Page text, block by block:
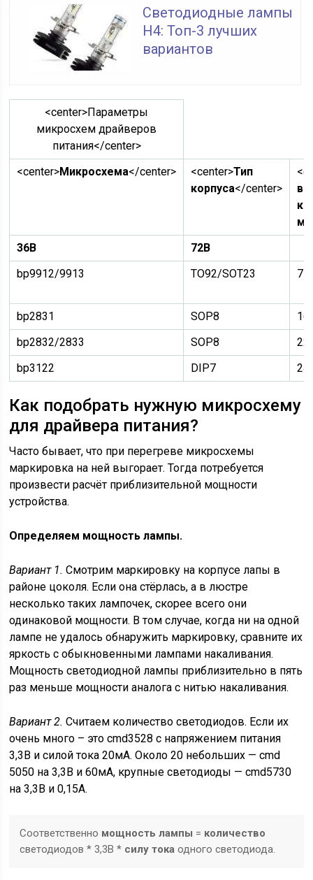
Светодиодные лампы
H4: Топ-3 лучших
вариантов
<center>Параметры
микросхем драйверов
питания</center>
<center>Микросхема</center> <center>Тип
корпуса</center>
мА
36В
72В
bp9912/9913
TO92/SOT23
bp2831 SOP8
bp2832/2833
SOP8
bp3122
DIP7
Как подобрать нужную микросхему
для драйвера питания?
Часто бывает, что при перегреве микросхемы
маркировка на ней выгорает. Тогда потребуется
произвести расчёт приблизительной мощности
устройства.
Определяем мощность лампы.
Вариант 1. Смотрим маркировку на корпусе лапы в
районе цоколя. Если она стёрлась, а в люстре
несколько таких лампочек, скорее всего они
одинаковой мощности. В том случае, когда ни на одной
лампе не удалось обнаружить маркировку, сравните их
яркость с обыкновенными лампами накаливания.
Мощность светодиодной лампы приблизительно в пять
раз меньше мощности аналога с нитью накаливания.
Вариант 2.Считаем количество светодиодов. Если их
очень много – это cmd3528 с напряжением питания
3,3В и силой тока 20мА. Около 20 небольших — cmd
5050 на 3,3В и 60мА, крупные светодиоды — cmd5730
на 3,3В и 0,15А.
Соответственно мощность лампы = количество
светодиодов * 3,3В * силу тока одного светодиода.